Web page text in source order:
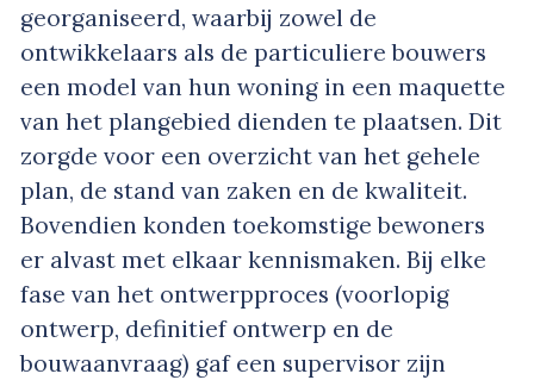
georganiseerd, waarbij zowel de
ontwikkelaars als de particuliere bouwers
een model van hun woning in een maquette
van het plangebied dienden te plaatsen. Dit
zorgde voor een overzicht van het gehele
plan, de stand van zaken en de kwaliteit.
Bovendien konden toekomstige bewoners
er alvast met elkaar kennismaken. Bij elke
fase van het ontwerpproces (voorlopig
ontwerp, definitief ontwerp en de
bouwaanvraag) gaf een supervisor zijn